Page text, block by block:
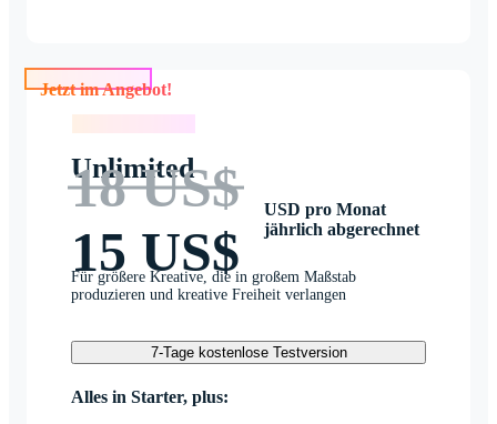
Jetzt im Angebot!
Unlimited
18 US$
15 US$
USD pro Monat
jährlich abgerechnet
Für größere Kreative, die in großem Maßstab
produzieren und kreative Freiheit verlangen
7-Tage kostenlose Testversion
Alles in Starter, plus: